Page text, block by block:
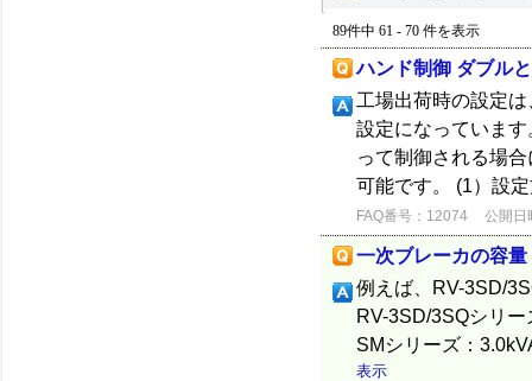
89件中 61 - 70 件を表示
ハンド制御 ダブル
工場出荷時の設定
設定になっていま
って制御される場
可能です。 (1）設
FAQ番号：12074 公開日
一次ブレーカの容量
例えば、RV-3SD/
RV-3SD/3SQシリ
SMシリーズ：
表示